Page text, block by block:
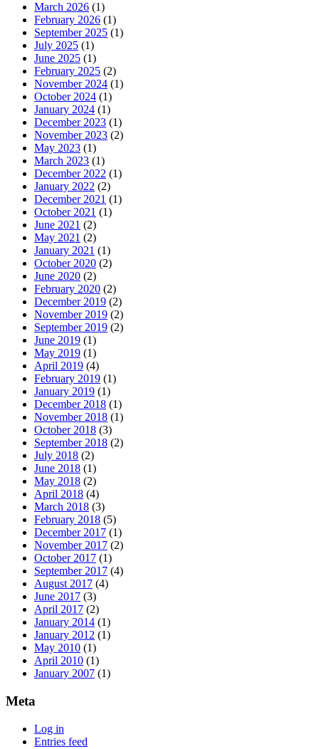
March 2026 (1)
February 2026 (1)
September 2025 (1)
July 2025 (1)
June 2025 (1)
February 2025 (2)
November 2024 (1)
October 2024 (1)
January 2024 (1)
December 2023 (1)
November 2023 (2)
May 2023 (1)
March 2023 (1)
December 2022 (1)
January 2022 (2)
December 2021 (1)
October 2021 (1)
June 2021 (2)
May 2021 (2)
January 2021 (1)
October 2020 (2)
June 2020 (2)
February 2020 (2)
December 2019 (2)
November 2019 (2)
September 2019 (2)
June 2019 (1)
May 2019 (1)
April 2019 (4)
February 2019 (1)
January 2019 (1)
December 2018 (1)
November 2018 (1)
October 2018 (3)
September 2018 (2)
July 2018 (2)
June 2018 (1)
May 2018 (2)
April 2018 (4)
March 2018 (3)
February 2018 (5)
December 2017 (1)
November 2017 (2)
October 2017 (1)
September 2017 (4)
August 2017 (4)
June 2017 (3)
April 2017 (2)
January 2014 (1)
January 2012 (1)
May 2010 (1)
April 2010 (1)
January 2007 (1)
Meta
Log in
Entries feed